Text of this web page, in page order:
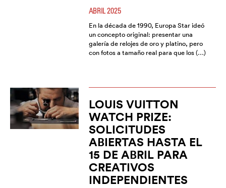
ABRIL 2025
En la década de 1990, Europa Star ideó
un concepto original: presentar una
galería de relojes de oro y platino, pero
con fotos a tamaño real para que los (…)
LOUIS VUITTON
WATCH PRIZE:
SOLICITUDES
ABIERTAS HASTA EL
15 DE ABRIL PARA
CREATIVOS
INDEPENDIENTES